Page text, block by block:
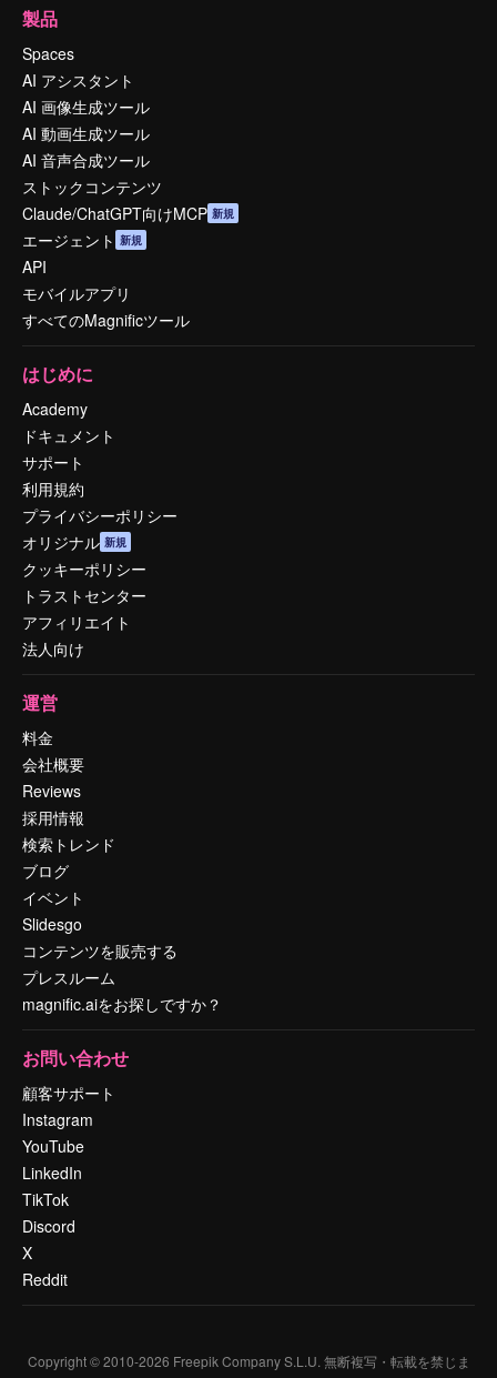
製品
Spaces
AI アシスタント
AI 画像生成ツール
AI 動画生成ツール
AI 音声合成ツール
ストックコンテンツ
Claude/ChatGPT向けMCP 新規
エージェント 新規
API
モバイルアプリ
すべてのMagnificツール
はじめに
Academy
ドキュメント
サポート
利用規約
プライバシーポリシー
オリジナル 新規
クッキーポリシー
トラストセンター
アフィリエイト
法人向け
運営
料金
会社概要
Reviews
採用情報
検索トレンド
ブログ
イベント
Slidesgo
コンテンツを販売する
プレスルーム
magnific.aiをお探しですか？
お問い合わせ
顧客サポート
Instagram
YouTube
LinkedIn
TikTok
Discord
X
Reddit
Copyright © 2010-2026 Freepik Company S.L.U. 無断複写・転載を禁じま